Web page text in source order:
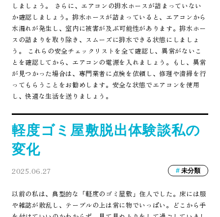
しましょう。 さらに、エアコンの排水ホースが詰まっていない
か確認しましょう。排水ホースが詰まっていると、エアコンから
水漏れが発生し、室内に被害が及ぶ可能性があります。排水ホー
スの詰まりを取り除き、スムーズに排水できる状態にしましょ
う。 これらの安全チェックリストを全て確認し、異常がないこ
とを確認してから、エアコンの電源を入れましょう。もし、異常
が見つかった場合は、専門業者に点検を依頼し、修理や清掃を行
ってもらうことをお勧めします。安全な状態でエアコンを使用
し、快適な生活を送りましょう。
軽度ゴミ屋敷脱出体験談私の
変化
2025.06.27 未分類
以前の私は、典型的な「軽度のゴミ屋敷」住人でした。床には服
や雑誌が散乱し、テーブルの上は常に物でいっぱい。どこから手